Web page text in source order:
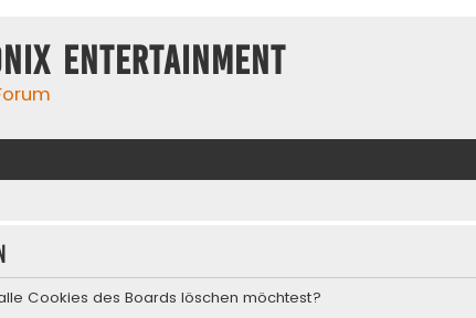
Entertainment
Cookies des Boards löschen möchtest?